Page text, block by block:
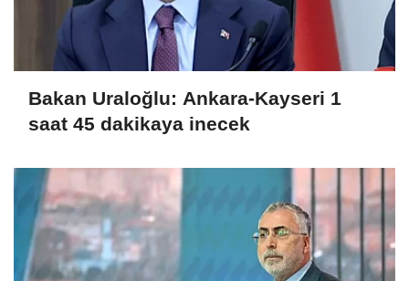
Bakan Uraloğlu: Ankara-Kayseri 1
saat 45 dakikaya inecek